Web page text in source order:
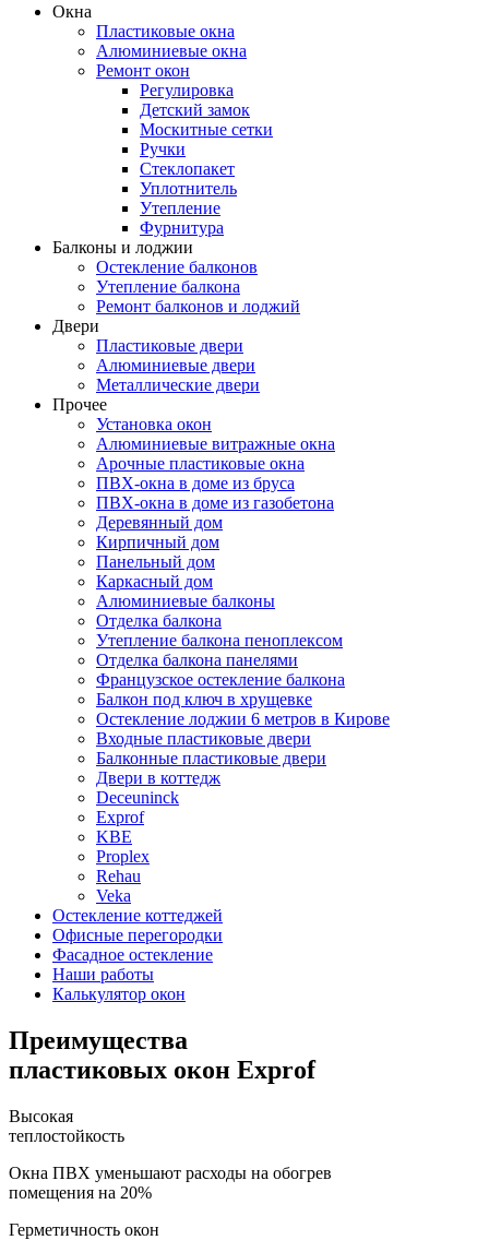
Окна
Пластиковые окна
Алюминиевые окна
Ремонт окон
Регулировка
Детский замок
Москитные сетки
Ручки
Стеклопакет
Уплотнитель
Утепление
Фурнитура
Балконы и лоджии
Остекление балконов
Утепление балкона
Ремонт балконов и лоджий
Двери
Пластиковые двери
Алюминиевые двери
Металлические двери
Прочее
Установка окон
Алюминиевые витражные окна
Арочные пластиковые окна
ПВХ-окна в доме из бруса
ПВХ-окна в доме из газобетона
Деревянный дом
Кирпичный дом
Панельный дом
Каркасный дом
Алюминиевые балконы
Отделка балкона
Утепление балкона пеноплексом
Отделка балкона панелями
Французское остекление балкона
Балкон под ключ в хрущевке
Остекление лоджии 6 метров в Кирове
Входные пластиковые двери
Балконные пластиковые двери
Двери в коттедж
Deceuninck
Exprof
KBE
Proplex
Rehau
Veka
Остекление коттеджей
Офисные перегородки
Фасадное остекление
Наши работы
Калькулятор окон
Преимущества
пластиковых окон Exprof
Высокая
теплостойкость
Окна ПВХ уменьшают расходы на обогрев
помещения на 20%
Герметичность окон